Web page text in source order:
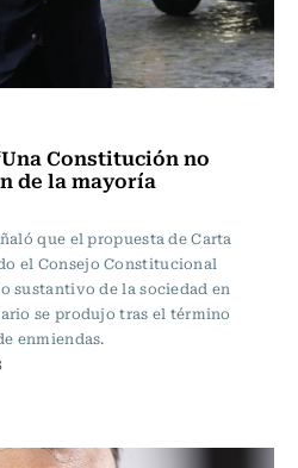
Constitución no
de la mayoría
que el propuesta de Carta
el Consejo Constitucional
sustantivo de la sociedad en
se produjo tras el término
enmiendas.